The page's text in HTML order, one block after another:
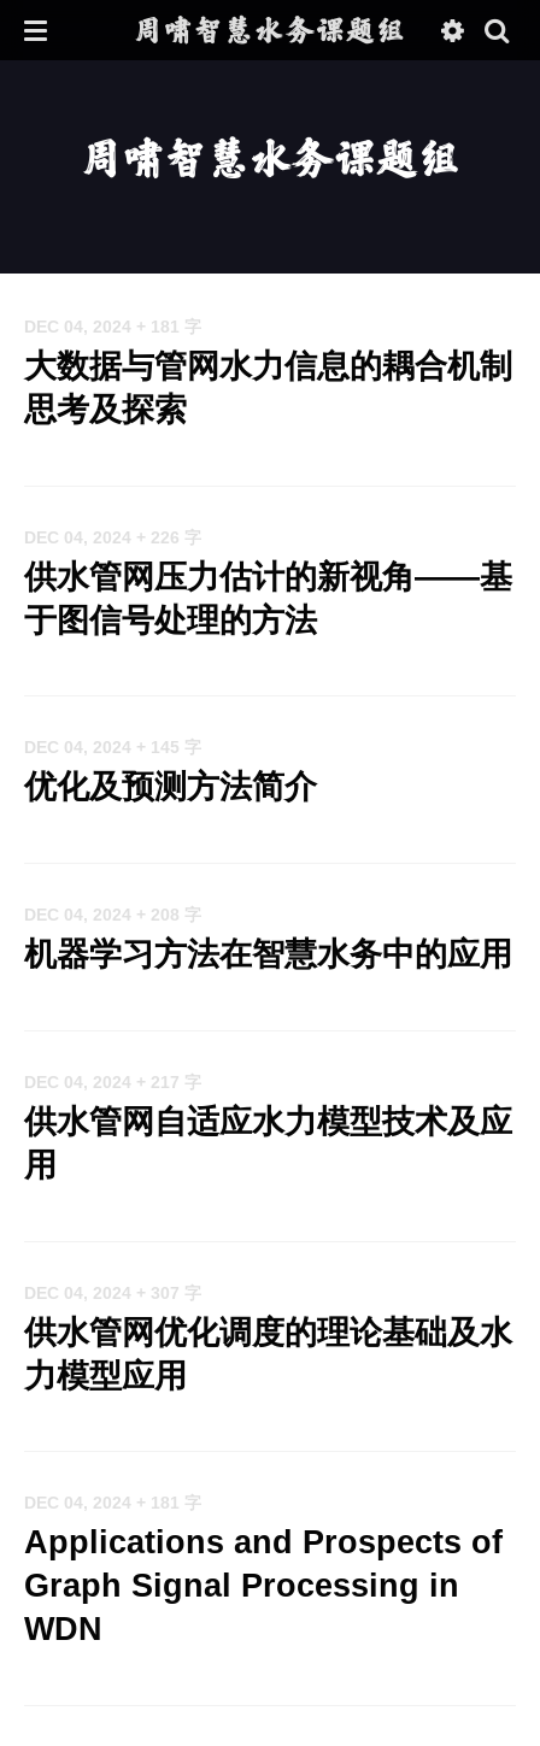
周啸智慧水务课题组
周啸智慧水务课题组
DEC 04, 2024 + 181 字
大数据与管网水力信息的耦合机制
思考及探索
DEC 04, 2024 + 226 字
供水管网压力估计的新视角——基
于图信号处理的方法
DEC 04, 2024 + 145 字
优化及预测方法简介
DEC 04, 2024 + 208 字
机器学习方法在智慧水务中的应用
DEC 04, 2024 + 217 字
供水管网自适应水力模型技术及应
用
DEC 04, 2024 + 307 字
供水管网优化调度的理论基础及水
力模型应用
DEC 04, 2024 + 181 字
Applications and Prospects of
Graph Signal Processing in
WDN